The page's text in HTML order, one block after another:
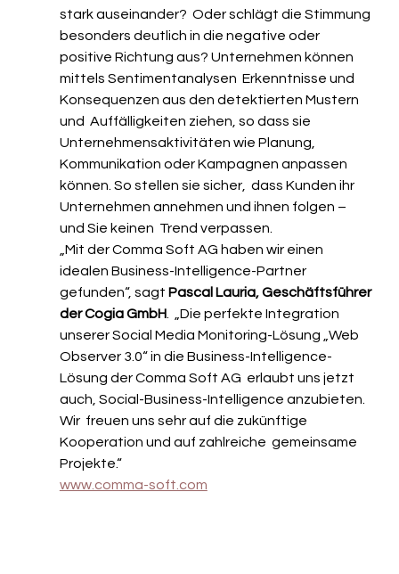
stark auseinander?  Oder schlägt die Stimmung
besonders deutlich in die negative oder
positive Richtung aus? Unternehmen können
mittels Sentimentanalysen  Erkenntnisse und
Konsequenzen aus den detektierten Mustern
und  Auffälligkeiten ziehen, so dass sie
Unternehmensaktivitäten wie Planung,
Kommunikation oder Kampagnen anpassen
können. So stellen sie sicher,  dass Kunden ihr
Unternehmen annehmen und ihnen folgen –
und Sie keinen  Trend verpassen.
„Mit der Comma Soft AG haben wir einen
idealen Business-Intelligence-Partner
gefunden“, sagt Pascal Lauria, Geschäftsführer
der Cogia GmbH.  „Die perfekte Integration
unserer Social Media Monitoring-Lösung „Web
Observer 3.0“ in die Business-Intelligence-
Lösung der Comma Soft AG  erlaubt uns jetzt
auch, Social-Business-Intelligence anzubieten.
Wir  freuen uns sehr auf die zukünftige
Kooperation und auf zahlreiche  gemeinsame
Projekte.“
www.comma-soft.com